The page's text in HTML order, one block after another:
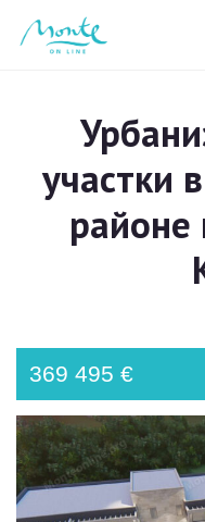
участки
районе
369 495 €